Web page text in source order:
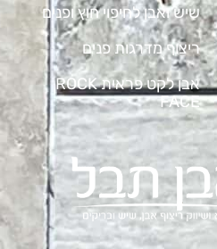
שיש ואבן לחיפוי חוץ ופנים
ריצוף מדרגות פנים
אבן לקט פראית ROCK
FACE